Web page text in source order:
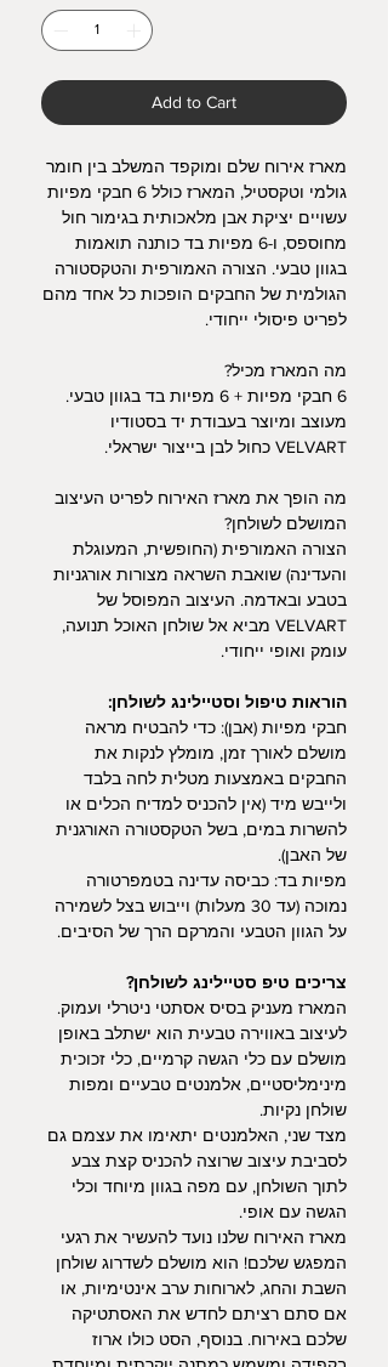
Add to Cart
מארז אירוח שלם ומוקפד המשלב בין חומר
גולמי וטקסטיל, המארז כולל 6 חבקי מפיות
עשויים יציקת אבן מלאכותית בגימור חול
מחוספס, ו-6 מפיות בד כותנה תואמות
בגוון טבעי. הצורה האמורפית והטקסטורה
הגולמית של החבקים הופכות כל אחד מהם
לפריט פיסולי ייחודי.
מה המארז מכיל?
6 חבקי מפיות + 6 מפיות בד בגוון טבעי.
מעוצב ומיוצר בעבודת יד בסטודיו
VELVART כחול לבן בייצור ישראלי.
מה הופך את מארז האירוח לפריט העיצוב
המושלם לשולחן?
הצורה האמורפית (החופשית, המעוגלת
והעדינה) שואבת השראה מצורות אורגניות
בטבע ובאדמה. העיצוב המפוסל של
VELVART מביא אל שולחן האוכל תנועה,
עומק ואופי ייחודי.
הוראות טיפול וסטיילינג לשולחן:
חבקי מפיות (אבן): כדי להבטיח מראה
מושלם לאורך זמן, מומלץ לנקות את
החבקים באמצעות מטלית לחה בלבד
ולייבש מיד (אין להכניס למדיח הכלים או
להשרות במים, בשל הטקסטורה האורגנית
של האבן).
מפיות בד: כביסה עדינה בטמפרטורה
נמוכה (עד 30 מעלות) וייבוש בצל לשמירה
על הגוון הטבעי והמרקם הרך של הסיבים.
צריכים טיפ סטיילינג לשולחן?
המארז מעניק בסיס אסתטי ניטרלי ועמוק.
לעיצוב באווירה טבעית הוא ישתלב באופן
מושלם עם כלי הגשה קרמיים, כלי זכוכית
מינימליסטיים, אלמנטים טבעיים ומפות
שולחן נקיות.
מצד שני, האלמנטים יתאימו את עצמם גם
לסביבת עיצוב שרוצה להכניס קצת צבע
לתוך השולחן, עם מפה בגוון מיוחד וכלי
הגשה עם אופי.
מארז האירוח שלנו נועד להעשיר את רגעי
המפגש שלכם! הוא מושלם לשדרוג שולחן
השבת והחג, לארוחות ערב אינטימיות, או
אם סתם רציתם לחדש את האסתטיקה
שלכם באירוח. בנוסף, הסט כולו ארוז